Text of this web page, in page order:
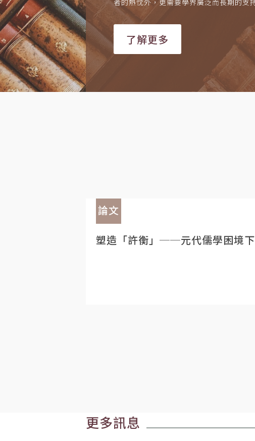
者的熱忱外，更需要學界廣泛而長期的支
了解更多
論文
塑造「許衡」──元代儒學困境
更多訊息